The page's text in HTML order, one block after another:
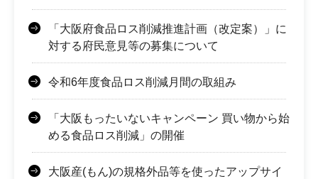
「大阪府食品ロス削減推進計画（改定案）」に
対する府民意見等の募集について
令和6年度食品ロス削減月間の取組み
「大阪もったいないキャンペーン 買い物から始
める食品ロス削減」の開催
大阪産(もん)の規格外品等を使ったアップサイ